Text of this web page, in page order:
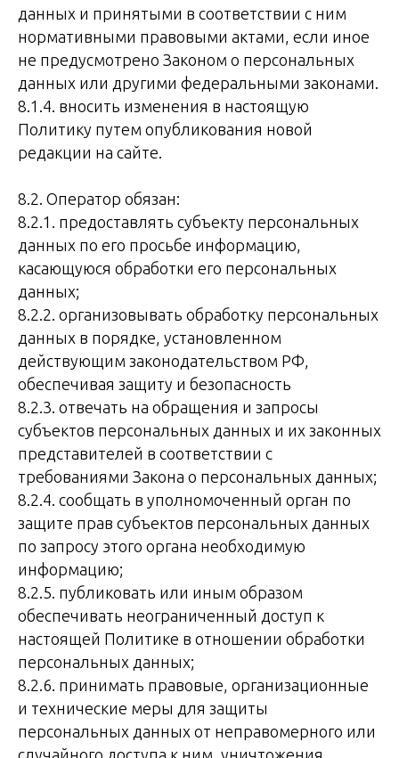
данных и принятыми в соответствии с ним
нормативными правовыми актами, если иное
не предусмотрено Законом о персональных
данных или другими федеральными законами.
8.1.4. вносить изменения в настоящую
Политику путем опубликования новой
редакции на сайте.
8.2. Оператор обязан:
8.2.1. предоставлять субъекту персональных
данных по его просьбе информацию,
касающуюся обработки его персональных
данных;
8.2.2. организовывать обработку персональных
данных в порядке, установленном
действующим законодательством РФ,
обеспечивая защиту и безопасность
8.2.3. отвечать на обращения и запросы
субъектов персональных данных и их законных
представителей в соответствии с
требованиями Закона о персональных данных;
8.2.4. сообщать в уполномоченный орган по
защите прав субъектов персональных данных
по запросу этого органа необходимую
информацию;
8.2.5. публиковать или иным образом
обеспечивать неограниченный доступ к
настоящей Политике в отношении обработки
персональных данных;
8.2.6. принимать правовые, организационные
и технические меры для защиты
персональных данных от неправомерного или
случайного доступа к ним, уничтожения,